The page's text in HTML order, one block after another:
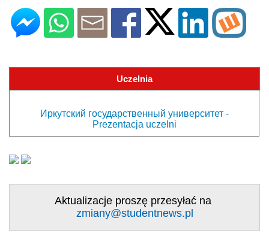
Uczelnia
Иркутский государственный университет -
Prezentacja uczelni
Aktualizacje proszę przesyłać na
zmiany@studentnews.pl